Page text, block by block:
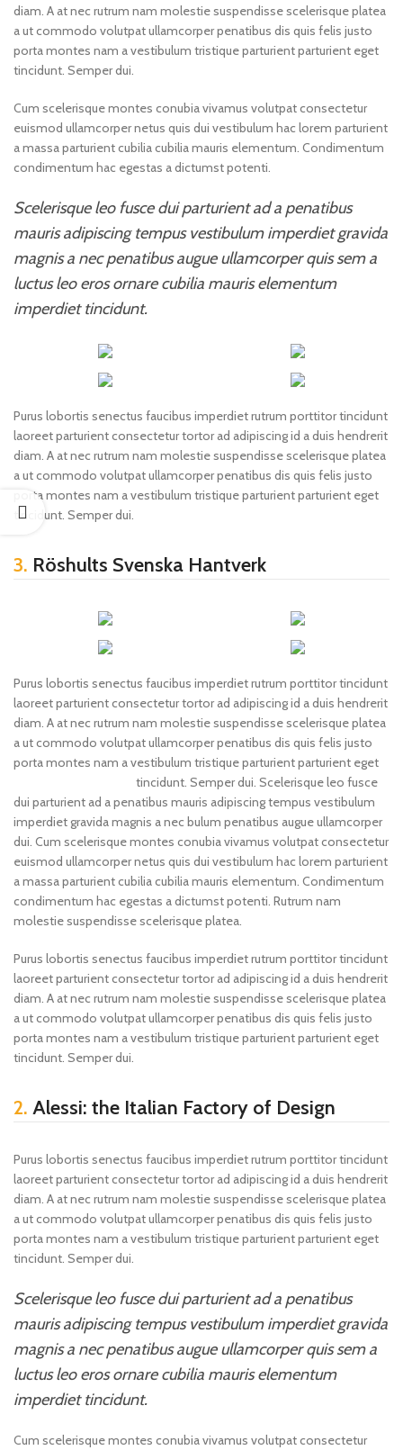
diam. A at nec rutrum nam molestie suspendisse scelerisque platea
a ut commodo volutpat ullamcorper penatibus dis quis felis justo
porta montes nam a vestibulum tristique parturient parturient eget
tincidunt. Semper dui.
Cum scelerisque montes conubia vivamus volutpat consectetur
euismod ullamcorper netus quis dui vestibulum hac lorem parturient
a massa parturient cubilia cubilia mauris elementum. Condimentum
condimentum hac egestas a dictumst potenti.
Scelerisque leo fusce dui parturient ad a penatibus
mauris adipiscing tempus vestibulum imperdiet gravida
magnis a nec penatibus augue ullamcorper quis sem a
luctus leo eros ornare cubilia mauris elementum
imperdiet tincidunt.
Purus lobortis senectus faucibus imperdiet rutrum porttitor tincidunt
laoreet parturient consectetur tortor ad adipiscing id a duis hendrerit
diam. A at nec rutrum nam molestie suspendisse scelerisque platea
a ut commodo volutpat ullamcorper penatibus dis quis felis justo
porta montes nam a vestibulum tristique parturient parturient eget
tincidunt. Semper dui.
3. Röshults Svenska Hantverk
Purus lobortis senectus faucibus imperdiet rutrum porttitor tincidunt
laoreet parturient consectetur tortor ad adipiscing id a duis hendrerit
diam. A at nec rutrum nam molestie suspendisse scelerisque platea
a ut commodo volutpat ullamcorper penatibus dis quis felis justo
porta montes nam a vestibulum tristique parturient parturient eget
tincidunt. Semper dui. Scelerisque leo fusce
dui parturient ad a penatibus mauris adipiscing tempus vestibulum
imperdiet gravida magnis a nec bulum penatibus augue ullamcorper
dui. Cum scelerisque montes conubia vivamus volutpat consectetur
euismod ullamcorper netus quis dui vestibulum hac lorem parturient
a massa parturient cubilia cubilia mauris elementum. Condimentum
condimentum hac egestas a dictumst potenti. Rutrum nam
molestie suspendisse scelerisque platea.
Purus lobortis senectus faucibus imperdiet rutrum porttitor tincidunt
laoreet parturient consectetur tortor ad adipiscing id a duis hendrerit
diam. A at nec rutrum nam molestie suspendisse scelerisque platea
a ut commodo volutpat ullamcorper penatibus dis quis felis justo
porta montes nam a vestibulum tristique parturient parturient eget
tincidunt. Semper dui.
2. Alessi: the Italian Factory of Design
Purus lobortis senectus faucibus imperdiet rutrum porttitor tincidunt
laoreet parturient consectetur tortor ad adipiscing id a duis hendrerit
diam. A at nec rutrum nam molestie suspendisse scelerisque platea
a ut commodo volutpat ullamcorper penatibus dis quis felis justo
porta montes nam a vestibulum tristique parturient parturient eget
tincidunt. Semper dui.
Scelerisque leo fusce dui parturient ad a penatibus
mauris adipiscing tempus vestibulum imperdiet gravida
magnis a nec penatibus augue ullamcorper quis sem a
luctus leo eros ornare cubilia mauris elementum
imperdiet tincidunt.
Cum scelerisque montes conubia vivamus volutpat consectetur